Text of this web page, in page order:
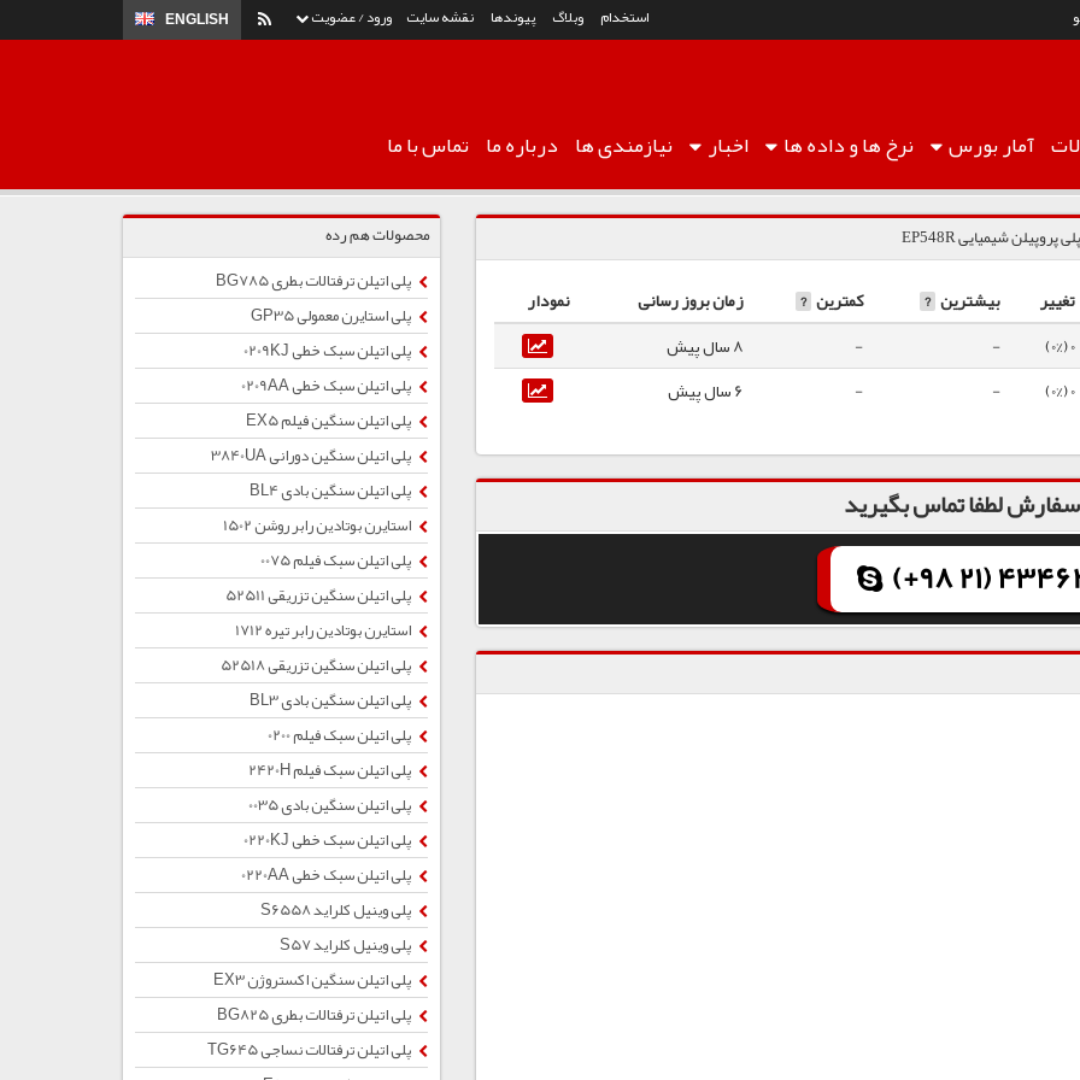
ورود / عضویت ENGLISH استخدام وبلاگ پیوندها نقشه سایت
آماربورس نرخ هاو داده ها اخبار نیازمندی ها درباره ما تماس با ما
پلی پروپیلن شیمیایی EP548R
تغییر بیشترین ? کمترین ? زمان بروز رسانی
نمودار
0 (0%)
-
-
8 سال پیش
0 (0%)
-
- 6 سال پیش
لطفا تماس بگیرید
(+98 21)
محصولات هم رده
پلی اتیلن ترفتالات بطری BG785
پلی استایرن معمولی GP35
پلی اتیلن سبک خطی 0209KJ
پلی اتیلن سبک خطی 0209AA
پلی اتیلن سنگین فیلم EX5
پلی اتیلن سنگین دورانی 3840UA
پلی اتیلن سنگین بادی BL4
استایرن بوتادین رابر روشن 1502
پلی اتیلن سبک فیلم 0075
پلی اتیلن سنگین تزریقی 52511
استایرن بوتادین رابر تیره 1712
پلی اتیلن سنگین تزریقی 52518
پلی اتیلن سنگین بادی BL3
پلی اتیلن سبک فیلم 0200
پلی اتیلن سبک فیلم 2420H
پلی اتیلن سنگین بادی 0035
پلی اتیلن سبک خطی 0220KJ
پلی اتیلن سبک خطی 0220AA
پلی وینیل کلراید S6558
پلی وینیل کلراید S57
پلی اتیلن سنگین اکستروژن EX3
پلی اتیلن ترفتالات بطری BG825
پلی اتیلن ترفتالات نساجی TG645